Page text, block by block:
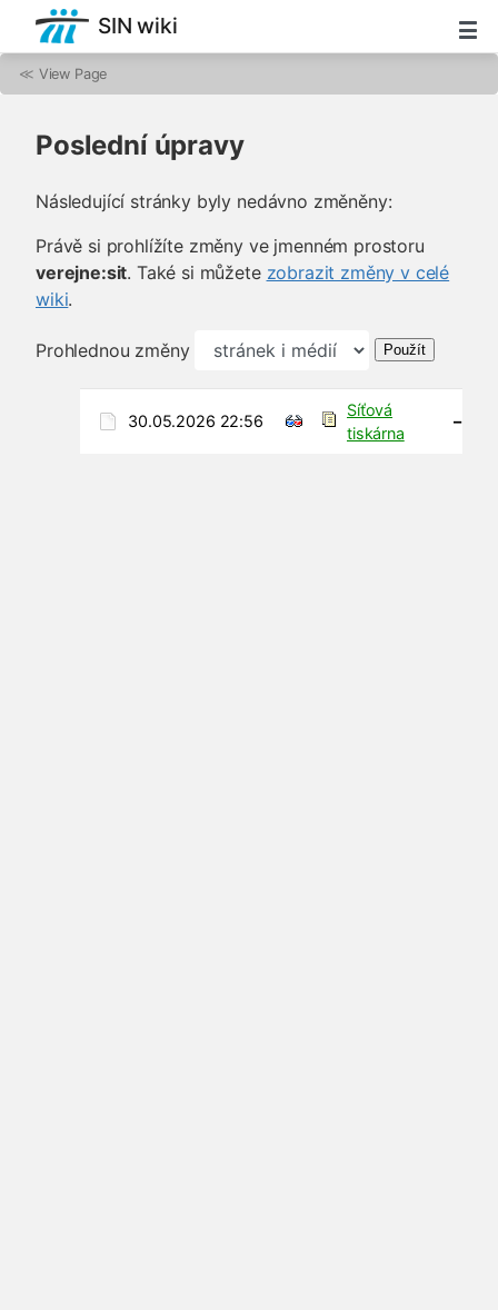
SIN wiki
≪ View Page
Poslední úpravy
Následující stránky byly nedávno změněny:
Právě si prohlížíte změny ve jmenném prostoru
verejne:sit. Také si můžete zobrazit změny v celé
wiki.
Prohlednou změny Použít
30.05.2026 22:56
Síťová
tiskárna
–